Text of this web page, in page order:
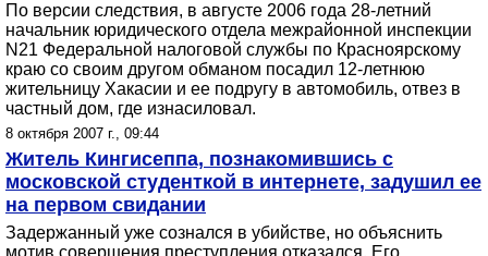
По версии следствия, в августе 2006 года 28-летний
начальник юридического отдела межрайонной инспекции
N21 Федеральной налоговой службы по Красноярскому
краю со своим другом обманом посадил 12-летнюю
жительницу Хакасии и ее подругу в автомобиль, отвез в
частный дом, где изнасиловал.
8 октября 2007 г., 09:44
Житель Кингисеппа, познакомившись с
московской студенткой в интернете, задушил ее
на первом свидании
Задержанный уже сознался в убийстве, но объяснить
мотив совершения преступления отказался. Его